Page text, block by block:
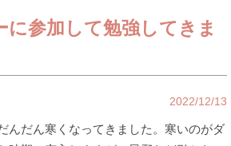
に参加して勉強してきま
2022/12/13
んだん寒くなってきました。寒いのがダ